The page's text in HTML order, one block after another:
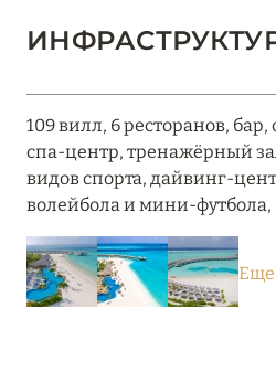
109 вилл, 6 ресторанов,
спа-центр, тренажёрный
видов спорта, дайвинг-
волейбола и мини-футбола,
Еще